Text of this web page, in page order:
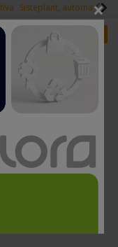
Sisteplant,
Login empresas
el
la venta
×